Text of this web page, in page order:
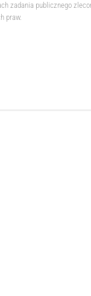
zadania publicznego
praw.